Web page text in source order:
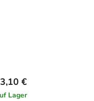
€
Lager